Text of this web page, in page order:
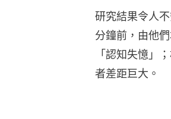
研究結果令人
分鐘前，由他
「認知失憶」
者差距巨大。